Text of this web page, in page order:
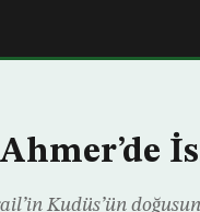
Kudüs’ün